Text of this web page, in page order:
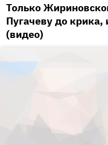
Только
Пугачеву до крика,
(видео)